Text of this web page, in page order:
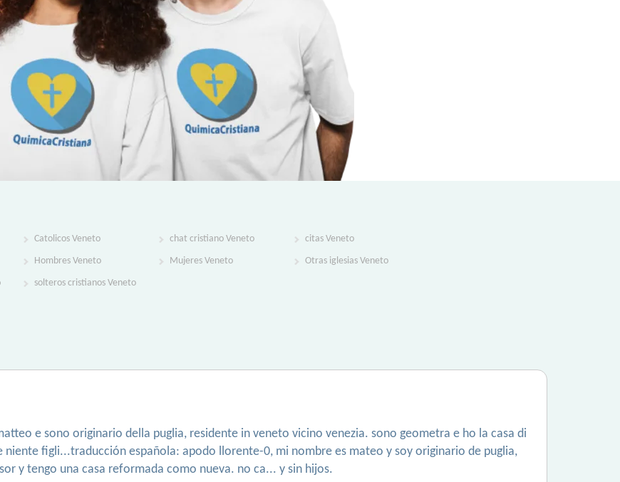
Catolicos Veneto chat cristiano Veneto citas Veneto
Hombres Veneto Mujeres Veneto Otras iglesias Veneto
solteros cristianos Veneto
e sono originario della puglia, residente in veneto vicino venezia. sono geometra e ho la casa di
figli...traducción española: apodo llorente-0, mi nombre es mateo y soy originario de puglia,
y tengo una casa reformada como nueva. no ca... y sin hijos.